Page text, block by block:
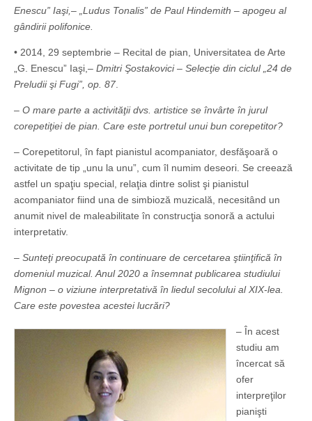
Enescu” Iaşi,– „Ludus Tonalis” de Paul Hindemith – apogeu al
gândirii polifonice.
• 2014, 29 septembrie – Recital de pian, Universitatea de Arte
„G. Enescu” Iaşi,– Dmitri Şostakovici – Selecţie din ciclul „24 de
Preludii şi Fugi”, op. 87.
– O mare parte a activităţii dvs. artistice se învârte în jurul
corepetiţiei de pian. Care este portretul unui bun corepetitor?
– Corepetitorul, în fapt pianistul acompaniator, desfăşoară o
activitate de tip „unu la unu”, cum îl numim deseori. Se creează
astfel un spaţiu special, relaţia dintre solist şi pianistul
acompaniator fiind una de simbioză muzicală, necesitând un
anumit nivel de maleabilitate în construcţia sonoră a actului
interpretativ.
– Sunteţi preocupată în continuare de cercetarea ştiinţifică în
domeniul muzical. Anul 2020 a însemnat publicarea studiului
Mignon – o viziune interpretativă în liedul secolului al XIX-lea.
Care este povestea acestei lucrări?
– În acest
studiu am
încercat să
ofer
interpreţilor
pianişti